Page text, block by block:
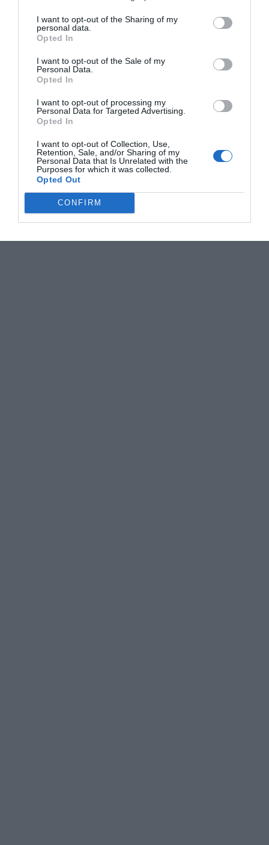
I want to opt-out of the Sharing of my
personal data.
Opted In
I want to opt-out of the Sale of my
Personal Data.
Opted In
I want to opt-out of processing my
Personal Data for Targeted Advertising.
Opted In
I want to opt-out of Collection, Use,
Retention, Sale, and/or Sharing of my
Personal Data that Is Unrelated with the
Purposes for which it was collected.
Opted Out
CONFIRM